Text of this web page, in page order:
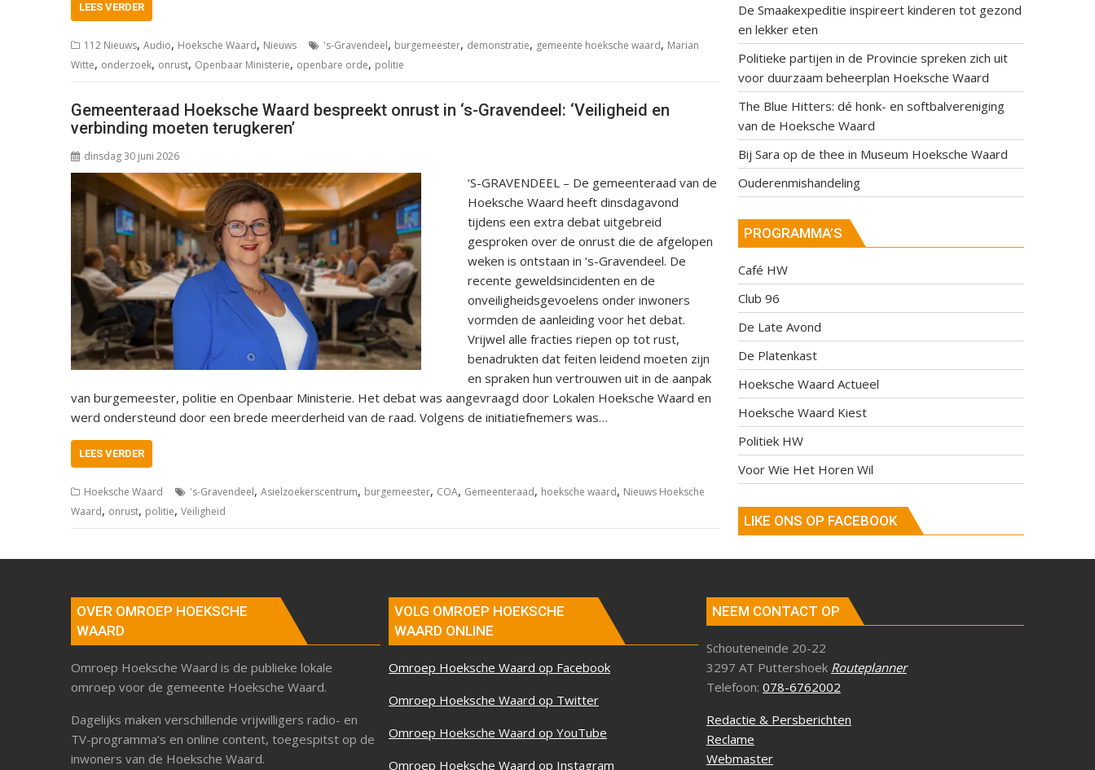
LEES VERDER
112 Nieuws, Audio, Hoeksche Waard, Nieuws 's-Gravendeel, burgemeester, demonstratie, gemeente hoeksche waard, Marian
Witte, onderzoek, onrust, Openbaar Ministerie, openbare orde, politie
Gemeenteraad Hoeksche Waard bespreekt onrust in ‘s-Gravendeel: ‘Veiligheid en
verbinding moeten terugkeren’
dinsdag 30 juni 2026
‘S-GRAVENDEEL – De gemeenteraad van de
Hoeksche Waard heeft dinsdagavond
tijdens een extra debat uitgebreid
gesproken over de onrust die de afgelopen
weken is ontstaan in ‘s-Gravendeel. De
recente geweldsincidenten en de
onveiligheidsgevoelens onder inwoners
vormden de aanleiding voor het debat.
Vrijwel alle fracties riepen op tot rust,
benadrukten dat feiten leidend moeten zijn
en spraken hun vertrouwen uit in de aanpak
van burgemeester, politie en Openbaar Ministerie. Het debat was aangevraagd door Lokalen Hoeksche Waard en
werd ondersteund door een brede meerderheid van de raad. Volgens de initiatiefnemers was…
LEES VERDER
Hoeksche Waard 's-Gravendeel, Asielzoekerscentrum, burgemeester, COA, Gemeenteraad, hoeksche waard, Nieuws Hoeksche
Waard, onrust, politie, Veiligheid
De Smaakexpeditie inspireert kinderen tot gezond
en lekker eten
Politieke partijen in de Provincie spreken zich uit
voor duurzaam beheerplan Hoeksche Waard
The Blue Hitters: dé honk- en softbalvereniging
van de Hoeksche Waard
Bij Sara op de thee in Museum Hoeksche Waard
Ouderenmishandeling
PROGRAMMA’S
Café HW
Club 96
De Late Avond
De Platenkast
Hoeksche Waard Actueel
Hoeksche Waard Kiest
Politiek HW
Voor Wie Het Horen Wil
LIKE ONS OP FACEBOOK
OVER OMROEP HOEKSCHE
WAARD
Omroep Hoeksche Waard is de publieke lokale
omroep voor de gemeente Hoeksche Waard.
Dagelijks maken verschillende vrijwilligers radio- en
TV-programma’s en online content, toegespitst op de
inwoners van de Hoeksche Waard.
VOLG OMROEP HOEKSCHE
WAARD ONLINE
Omroep Hoeksche Waard op Facebook
Omroep Hoeksche Waard op Twitter
Omroep Hoeksche Waard op YouTube
Omroep Hoeksche Waard op Instagram
NEEM CONTACT OP
Schouteneinde 20-22
3297 AT Puttershoek Routeplanner
Telefoon: 078-6762002
Redactie & Persberichten
Reclame
Webmaster